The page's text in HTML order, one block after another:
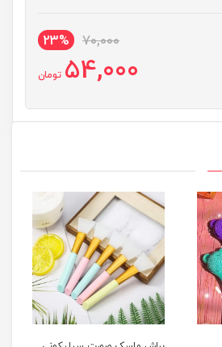
70,000
23%
54,000 تومان